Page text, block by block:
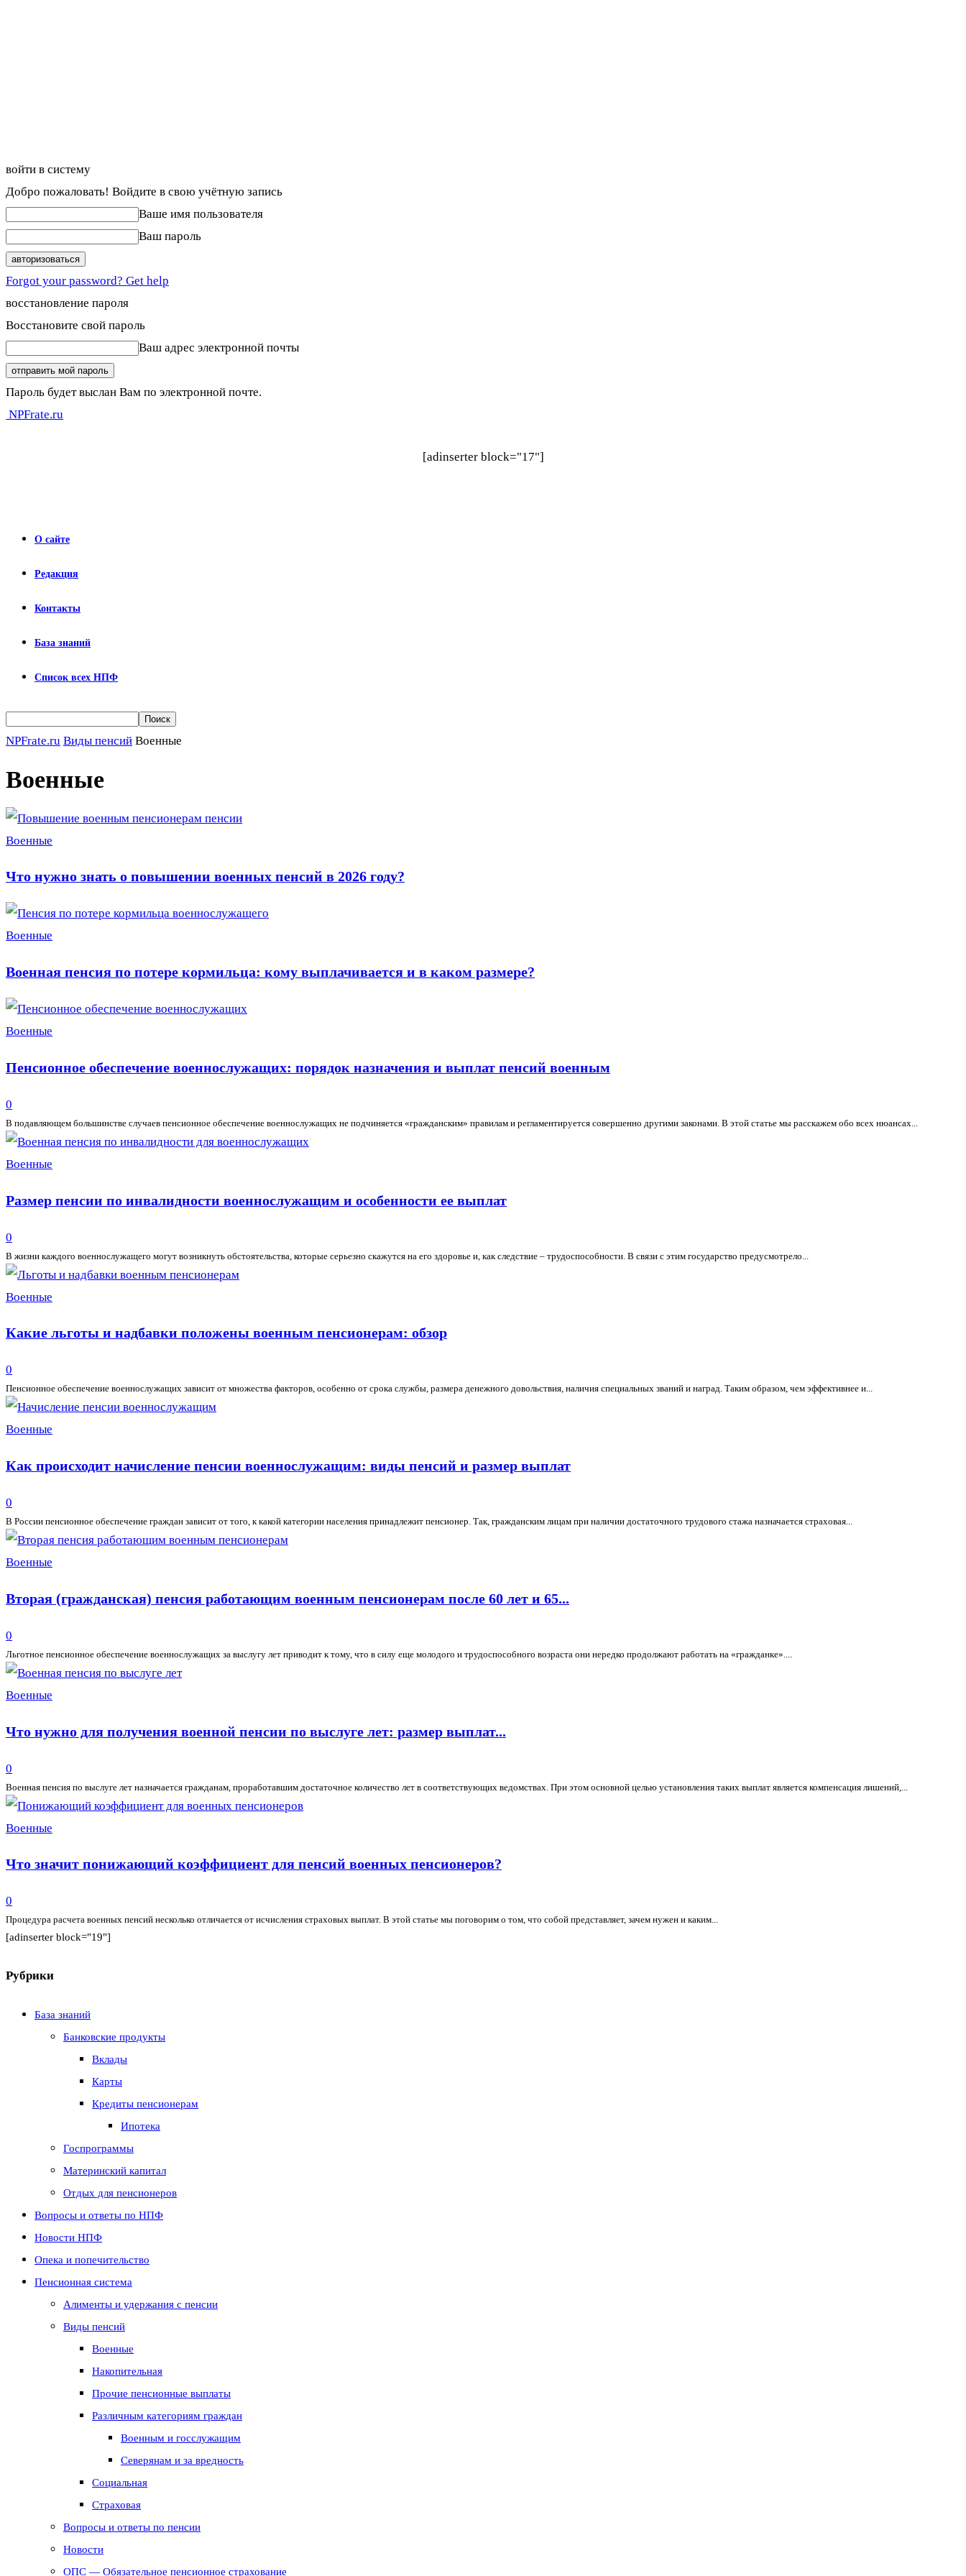
войти в систему
Добро пожаловать! Войдите в свою учётную запись
Ваше имя пользователя
Ваш пароль
Forgot your password? Get help
восстановление пароля
Восстановите свой пароль
Ваш адрес электронной почты
Пароль будет выслан Вам по электронной почте.
NPFrate.ru
[adinserter block="17"]
О сайте
Редакция
Контакты
База знаний
Список всех НПФ
NPFrate.ru Виды пенсий Военные
Военные
Военные
Что нужно знать о повышении военных пенсий в 2026 году?
Военные
Военная пенсия по потере кормильца: кому выплачивается и в каком размере?
Военные
Пенсионное обеспечение военнослужащих: порядок назначения и выплат пенсий военным
0
В подавляющем большинстве случаев пенсионное обеспечение военнослужащих не подчиняется «гражданским» правилам и регламентируется совершенно другими законами. В этой статье мы расскажем обо всех нюансах...
Военные
Размер пенсии по инвалидности военнослужащим и особенности ее выплат
0
В жизни каждого военнослужащего могут возникнуть обстоятельства, которые серьезно скажутся на его здоровье и, как следствие – трудоспособности. В связи с этим государство предусмотрело...
Военные
Какие льготы и надбавки положены военным пенсионерам: обзор
0
Пенсионное обеспечение военнослужащих зависит от множества факторов, особенно от срока службы, размера денежного довольствия, наличия специальных званий и наград. Таким образом, чем эффективнее и...
Военные
Как происходит начисление пенсии военнослужащим: виды пенсий и размер выплат
0
В России пенсионное обеспечение граждан зависит от того, к какой категории населения принадлежит пенсионер. Так, гражданским лицам при наличии достаточного трудового стажа назначается страховая...
Военные
Вторая (гражданская) пенсия работающим военным пенсионерам после 60 лет и 65...
0
Льготное пенсионное обеспечение военнослужащих за выслугу лет приводит к тому, что в силу еще молодого и трудоспособного возраста они нередко продолжают работать на «гражданке»....
Военные
Что нужно для получения военной пенсии по выслуге лет: размер выплат...
0
Военная пенсия по выслуге лет назначается гражданам, проработавшим достаточное количество лет в соответствующих ведомствах. При этом основной целью установления таких выплат является компенсация лишений,...
Военные
Что значит понижающий коэффициент для пенсий военных пенсионеров?
0
Процедура расчета военных пенсий несколько отличается от исчисления страховых выплат. В этой статье мы поговорим о том, что собой представляет, зачем нужен и каким...
[adinserter block="19"]
Рубрики
База знаний
Банковские продукты
Вклады
Карты
Кредиты пенсионерам
Ипотека
Госпрограммы
Материнский капитал
Отдых для пенсионеров
Вопросы и ответы по НПФ
Новости НПФ
Опека и попечительство
Пенсионная система
Алименты и удержания с пенсии
Виды пенсий
Военные
Накопительная
Прочие пенсионные выплаты
Различным категориям граждан
Военным и госслужащим
Северянам и за вредность
Социальная
Страховая
Вопросы и ответы по пенсии
Новости
ОПС — Обязательное пенсионное страхование